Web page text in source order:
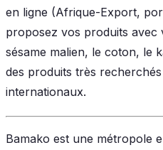
en ligne (Afrique-Export,
proposez vos produits avec
sésame malien, le coton, le
des produits très
internationaux.
Bamako est une métropole